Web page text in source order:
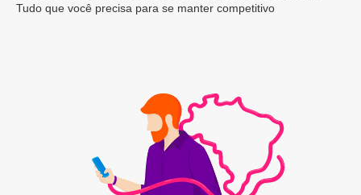
Tudo que você precisa para se manter competitivo